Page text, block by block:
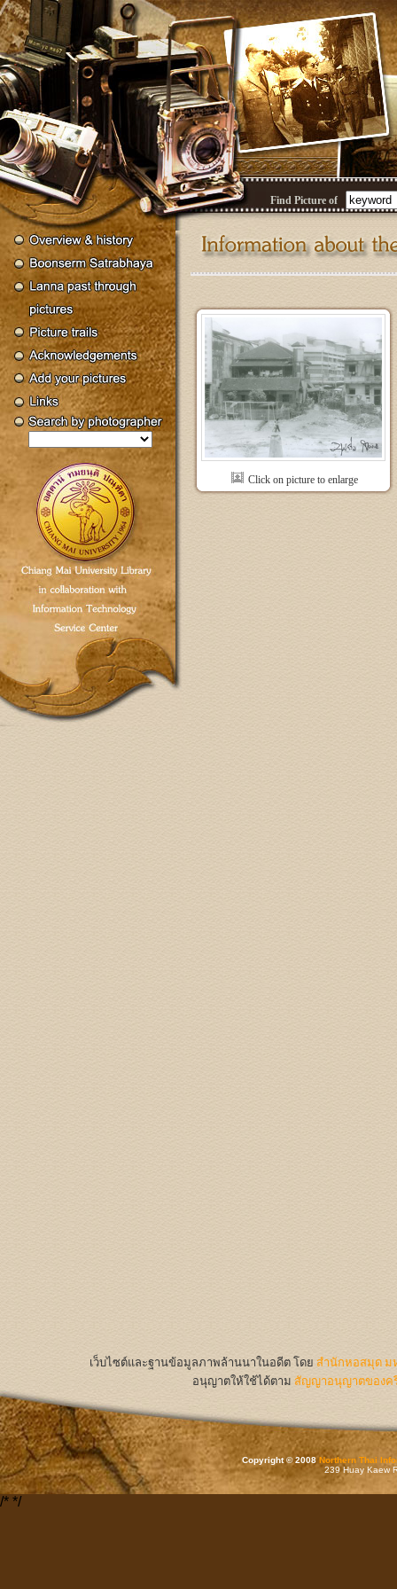
Find Picture of
Click on picture to enlarge
เว็บไซต์และฐานข้อมูลภาพล้านนาในอดีต โดย สำนักหอสมุด ม
อนุญาตให้ใช้ได้ตาม สัญญาอนุญาตของค
Copyright © 2008Northern Thai
239 Huay Kaew
/* */